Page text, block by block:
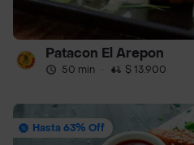
Patacon El Arepon
50 min · $ 13.900
Hasta 63% Off